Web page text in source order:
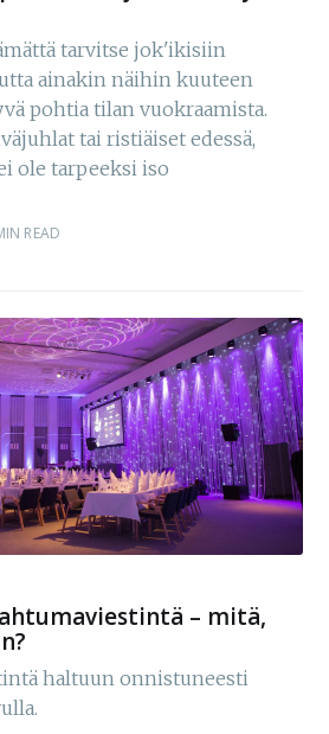
tarvitse jok'ikisiin
ainakin näihin kuuteen
pohtia tilan vuokraamista.
tai ristiäiset edessä,
ole tarpeeksi iso
READ
– mitä,
haltuun onnistuneesti